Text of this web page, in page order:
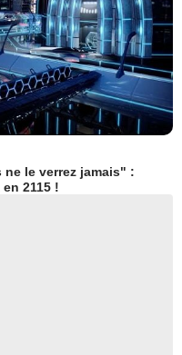
le verrez jamais" :
2115 !